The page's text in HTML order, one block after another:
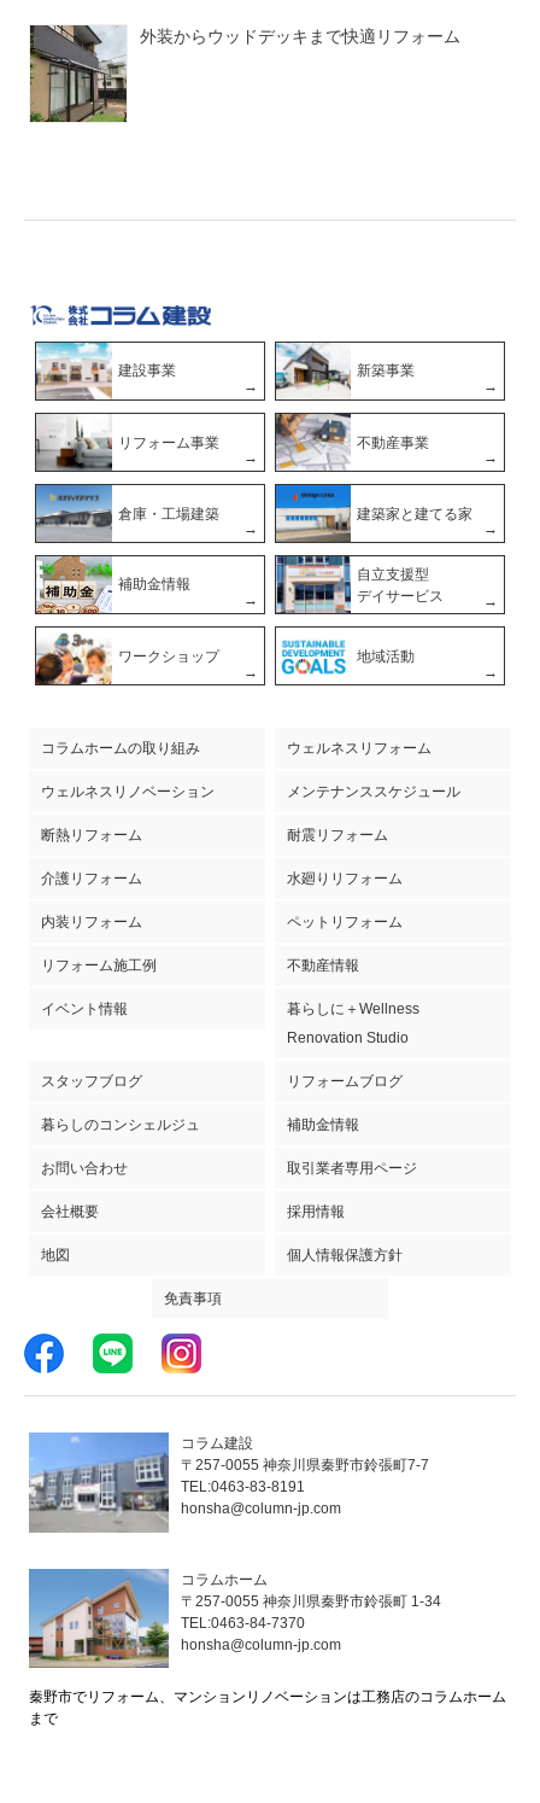
外装からウッドデッキまで快適リフォーム
建設事業 新築事業
リフォーム事業 不動産事業
倉庫・工場建築 建築家と建てる家
補助金情報
自立支援型
デイサービス
ワークショップ 地域活動
コラムホームの取り組み ウェルネスリフォーム
ウェルネスリノベーション メンテナンススケジュール
断熱リフォーム 耐震リフォーム
介護リフォーム 水廻りリフォーム
内装リフォーム ペットリフォーム
リフォーム施工例 不動産情報
イベント情報
暮らしに＋Wellness
Renovation Studio
スタッフブログ リフォームブログ
暮らしのコンシェルジュ 補助金情報
お問い合わせ 取引業者専用ページ
会社概要 採用情報
地図 個人情報保護方針
免責事項
コラム建設
〒257-0055 神奈川県秦野市鈴張町7-7
TEL:0463-83-8191
honsha@column-jp.com
コラムホーム
〒257-0055 神奈川県秦野市鈴張町 1-34
TEL:0463-84-7370
honsha@column-jp.com
秦野市でリフォーム、マンションリノベーションは工務店のコラムホーム
まで